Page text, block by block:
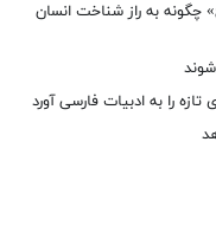
چگونه به راز شناخت انسان
را به ادبیات فارسی آورد